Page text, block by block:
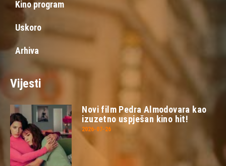
Kino program
Uskoro
Arhiva
Vijesti
Novi film Pedra Almodovara kao
izuzetno uspješan kino hit!
2026-07-26